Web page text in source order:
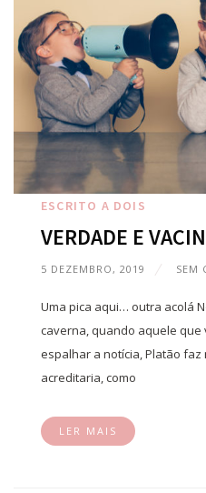
ESCRITO A DOIS
VERDADE E
5 DEZEMBRO, 2019 SEM
Uma pica aqui… outra acolá
caverna, quando aquele que
espalhar a notícia, Platão
acreditaria, como
LER MAIS